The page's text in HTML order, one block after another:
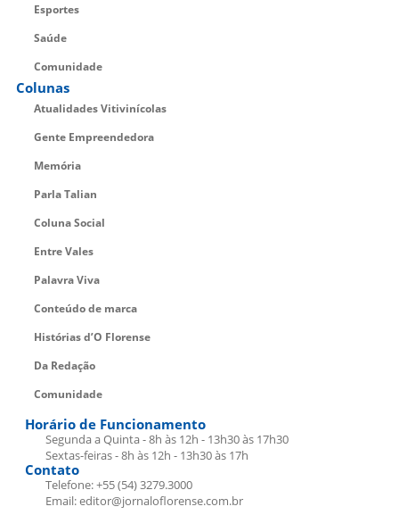
Esportes
Saúde
Comunidade
Colunas
Atualidades Vitivinícolas
Gente Empreendedora
Memória
Parla Talian
Coluna Social
Entre Vales
Palavra Viva
Conteúdo de marca
Histórias d’O Florense
Da Redação
Comunidade
Horário de Funcionamento
Segunda a Quinta - 8h às 12h - 13h30 às 17h30
Sextas-feiras - 8h às 12h - 13h30 às 17h
Contato
Telefone: +55 (54) 3279.3000
Email: editor@jornaloflorense.com.br